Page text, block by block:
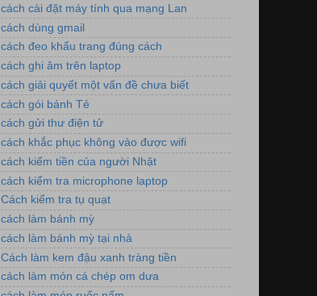
cách cài đặt máy tính qua mạng Lan
cách dùng gmail
cách đeo khẩu trang đúng cách
cách ghi âm trên laptop
cách giải quyết một vấn đề chưa biết
cách gói bánh Tẻ
cách gửi thư điện tử
cách khắc phục không vào được wifi
cách kiếm tiền của người Nhật
cách kiểm tra microphone laptop
Cách kiểm tra tụ quạt
cách làm bánh mỳ
cách làm bánh mỳ tại nhà
Cách làm kem đậu xanh tràng tiền
cách làm món cá chép om dưa